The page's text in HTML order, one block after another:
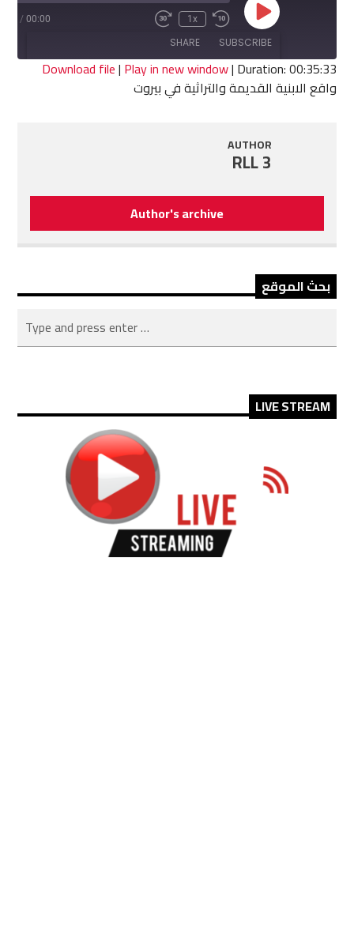
Play
Episode
Rewind
10
Seconds
1x
Fast
seconds
00:00
/
SUBSCRIBE
SHARE
SHARE
Download file| Play in new window| Duration: 00:35:33
واقع الابنية القديمة والتراثية في بيروت
AUTHOR
RLL 3
Author's archive
بحث الموقع
LIVE STREAM